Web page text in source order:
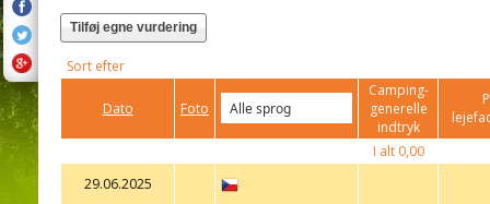
Tilføj egne vurdering
Sort efter
Dato Foto
Camping-
generelle
indtryk
I alt0,00
29.06.2025